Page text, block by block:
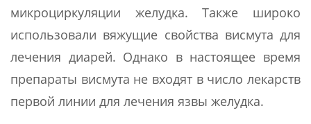
микроциркуляции желудка. Также широко
использовали вяжущие свойства висмута для
лечения диарей. Однако в настоящее время
препараты висмута не входят в число лекарств
первой линии для лечения язвы желудка.